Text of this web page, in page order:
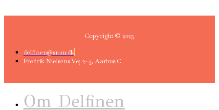
Copyright © 2023
delfinen@sr.au.dk
Fredrik Nielsens Vej 2-4, Aarhus C
Om Delfinen